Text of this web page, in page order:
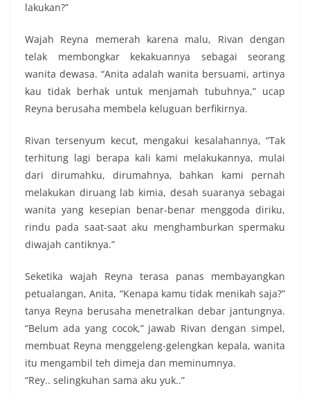
lakukan?”
Wajah Reyna memerah karena malu, Rivan dengan
telak membongkar kekakuannya sebagai seorang
wanita dewasa. “Anita adalah wanita bersuami, artinya
kau tidak berhak untuk menjamah tubuhnya,” ucap
Reyna berusaha membela keluguan berfikirnya.
Rivan tersenyum kecut, mengakui kesalahannya, “Tak
terhitung lagi berapa kali kami melakukannya, mulai
dari dirumahku, dirumahnya, bahkan kami pernah
melakukan diruang lab kimia, desah suaranya sebagai
wanita yang kesepian benar-benar menggoda diriku,
rindu pada saat-saat aku menghamburkan spermaku
diwajah cantiknya.”
Seketika wajah Reyna terasa panas membayangkan
petualangan, Anita, “Kenapa kamu tidak menikah saja?”
tanya Reyna berusaha menetralkan debar jantungnya.
“Belum ada yang cocok,” jawab Rivan dengan simpel,
membuat Reyna menggeleng-gelengkan kepala, wanita
itu mengambil teh dimeja dan meminumnya.
“Rey.. selingkuhan sama aku yuk..”